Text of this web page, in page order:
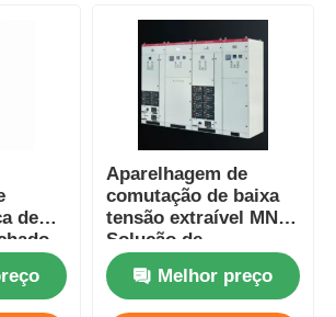
de
Aparelhagem de
comutação de baixa
tensão extraível MNS
Solução de
distribuição elétrica
para industrial e
comercial
Melhor preço